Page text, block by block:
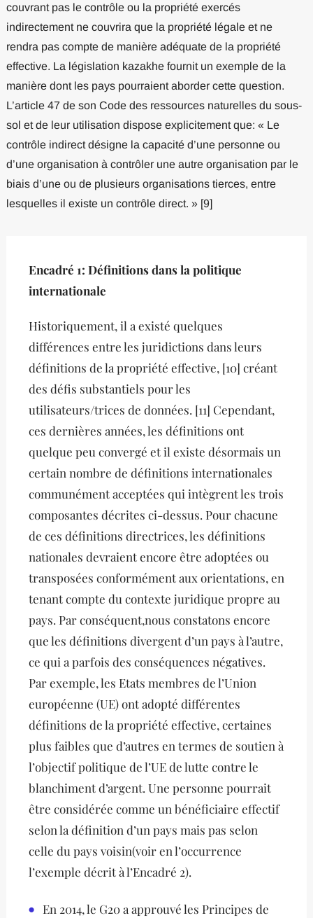
couvrant pas le contrôle ou la propriété exercés
indirectement ne couvrira que la propriété légale et ne
rendra pas compte de manière adéquate de la propriété
effective. La législation kazakhe fournit un exemple de la
manière dont les pays pourraient aborder cette question.
L’article 47 de son Code des ressources naturelles du sous-
sol et de leur utilisation dispose explicitement que: « Le
contrôle indirect désigne la capacité d’une personne ou
d’une organisation à contrôler une autre organisation par le
biais d’une ou de plusieurs organisations tierces, entre
lesquelles il existe un contrôle direct. » [9]
Encadré 1: Définitions dans la politique
internationale
Historiquement, il a existé quelques
différences entre les juridictions dans leurs
définitions de la propriété effective, [10] créant
des défis substantiels pour les
utilisateurs/trices de données. [11] Cependant,
ces dernières années, les définitions ont
quelque peu convergé et il existe désormais un
certain nombre de définitions internationales
communément acceptées qui intègrent les trois
composantes décrites ci-dessus. Pour chacune
de ces définitions directrices, les définitions
nationales devraient encore être adoptées ou
transposées conformément aux orientations, en
tenant compte du contexte juridique propre au
pays. Par conséquent,nous constatons encore
que les définitions divergent d’un pays à l’autre,
ce qui a parfois des conséquences négatives.
Par exemple, les Etats membres de l’Union
européenne (UE) ont adopté différentes
définitions de la propriété effective, certaines
plus faibles que d’autres en termes de soutien à
l’objectif politique de l’UE de lutte contre le
blanchiment d’argent. Une personne pourrait
être considérée comme un bénéficiaire effectif
selon la définition d’un pays mais pas selon
celle du pays voisin(voir en l’occurrence
l’exemple décrit à l’Encadré 2).
En 2014, le G20 a approuvé les Principes de